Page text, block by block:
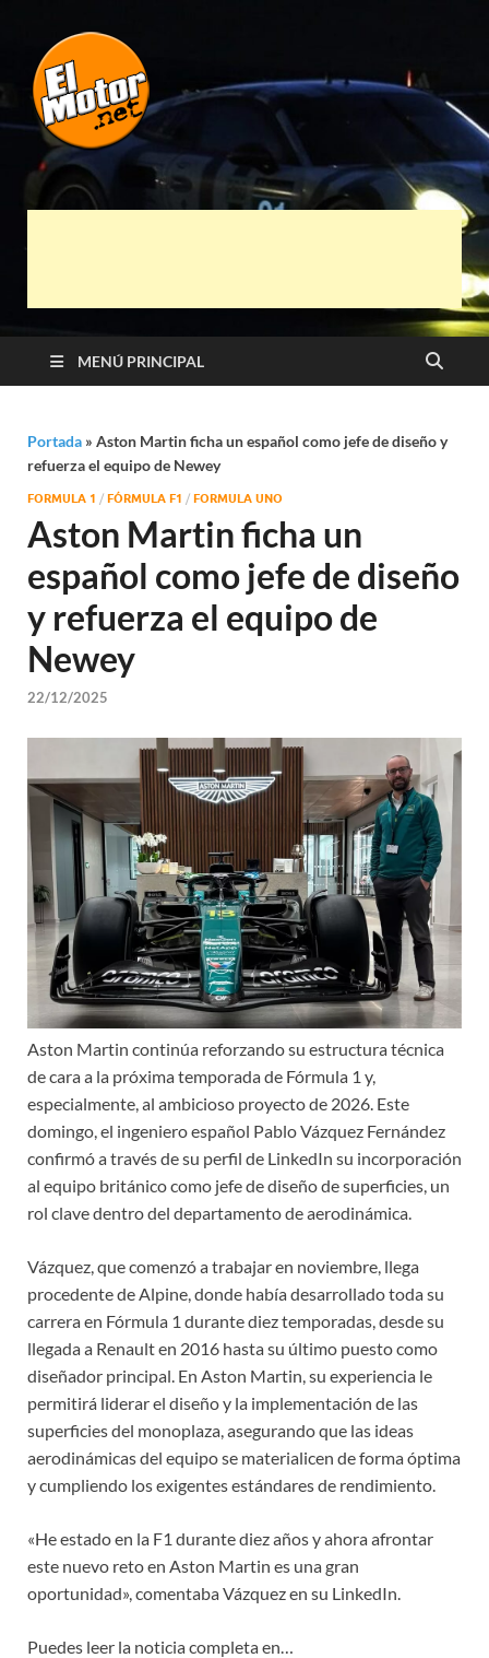
El Motor punto
Net
Automóviles
MENÚ PRINCIPAL
Portada » Aston Martin ficha un español como jefe de diseño y
refuerza el equipo de Newey
FORMULA 1 / FÓRMULA F1 / FORMULA UNO
Aston Martin ficha un
español como jefe de diseño
y refuerza el equipo de
Newey
22/12/2025
Aston Martin continúa reforzando su estructura técnica
de cara a la próxima temporada de Fórmula 1 y,
especialmente, al ambicioso proyecto de 2026. Este
domingo, el ingeniero español Pablo Vázquez Fernández
confirmó a través de su perfil de LinkedIn su incorporación
al equipo británico como jefe de diseño de superficies, un
rol clave dentro del departamento de aerodinámica.
Vázquez, que comenzó a trabajar en noviembre, llega
procedente de Alpine, donde había desarrollado toda su
carrera en Fórmula 1 durante diez temporadas, desde su
llegada a Renault en 2016 hasta su último puesto como
diseñador principal. En Aston Martin, su experiencia le
permitirá liderar el diseño y la implementación de las
superficies del monoplaza, asegurando que las ideas
aerodinámicas del equipo se materialicen de forma óptima
y cumpliendo los exigentes estándares de rendimiento.
«He estado en la F1 durante diez años y ahora afrontar
este nuevo reto en Aston Martin es una gran
oportunidad», comentaba Vázquez en su LinkedIn.
Puedes leer la noticia completa en…